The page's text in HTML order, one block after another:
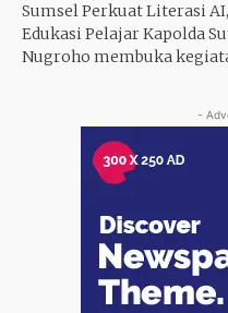
Sumsel Perkuat Literasi
Edukasi Pelajar Kapolda
Nugroho membuka
-